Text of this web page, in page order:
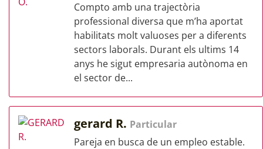
Compto amb una trajectòria
professional diversa que m’ha aportat
habilitats molt valuoses per a diferents
sectors laborals. Durant els ultims 14
anys he sigut empresaria autònoma en
el sector de...
gerard R. Particular
Pareja en busca de un empleo estable.